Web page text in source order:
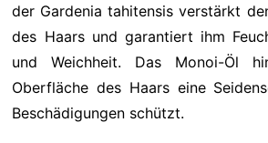
der Gardenia tahitensis verstärkt
des Haars und garantiert ihm
und Weichheit. Das Monoi-Öl
Oberfläche des Haars eine
Beschädigungen schützt.